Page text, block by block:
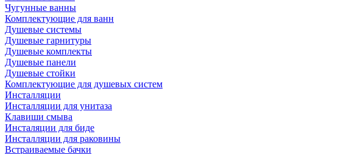
Чугунные ванны
Комплектующие для ванн
Душевые системы
Душевые гарнитуры
Душевые комплекты
Душевые панели
Душевые стойки
Комплектующие для душевых систем
Инсталляции
Инсталляции для унитаза
Клавиши смыва
Инсталяции для биде
Инсталляции для раковины
Встраиваемые бачки